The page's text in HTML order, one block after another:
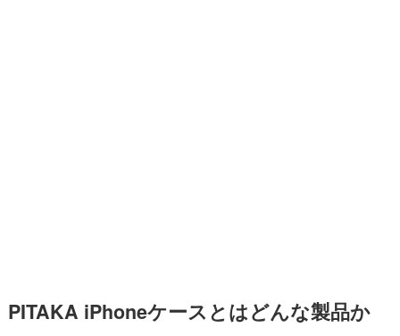
PITAKA iPhoneケースとはどんな製品か